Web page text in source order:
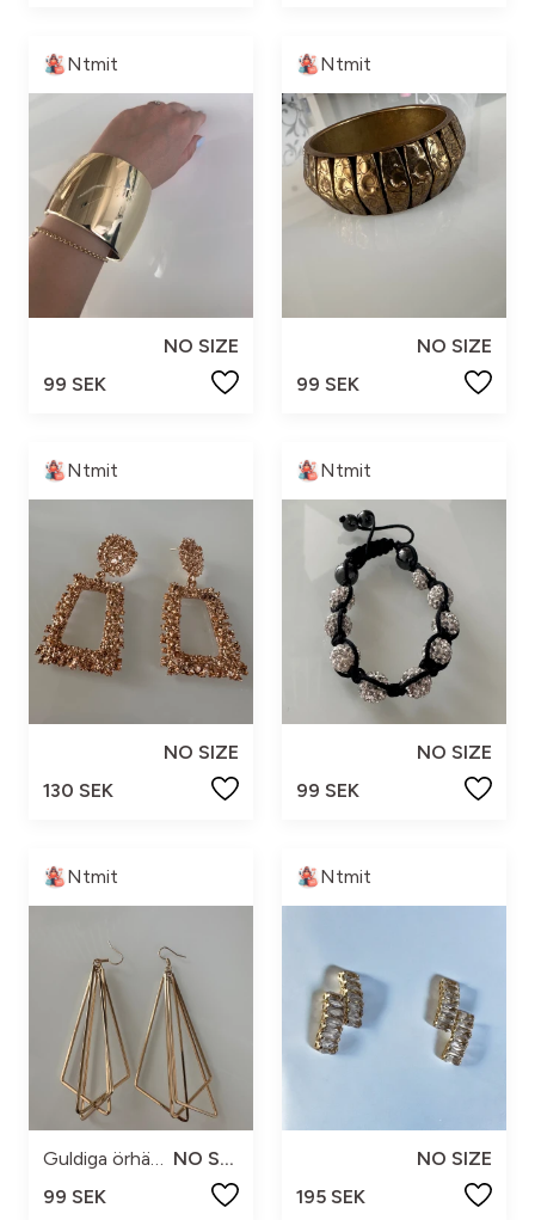
Ntmit
NO SIZE
99 SEK
Ntmit
NO SIZE
99 SEK
Ntmit
NO SIZE
130 SEK
Ntmit
NO SIZE
99 SEK
Ntmit
Guldiga örhängen
NO SIZE
99 SEK
Ntmit
NO SIZE
195 SEK